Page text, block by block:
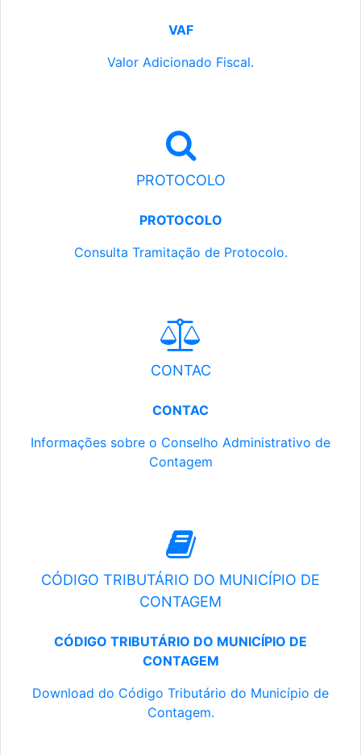
VAF
Valor Adicionado Fiscal.
PROTOCOLO
PROTOCOLO
Consulta Tramitação de Protocolo.
CONTAC
CONTAC
Informações sobre o Conselho Administrativo de
Contagem
CÓDIGO TRIBUTÁRIO DO MUNICÍPIO DE
CONTAGEM
CÓDIGO TRIBUTÁRIO DO MUNICÍPIO DE
CONTAGEM
Download do Código Tributário do Município de
Contagem.